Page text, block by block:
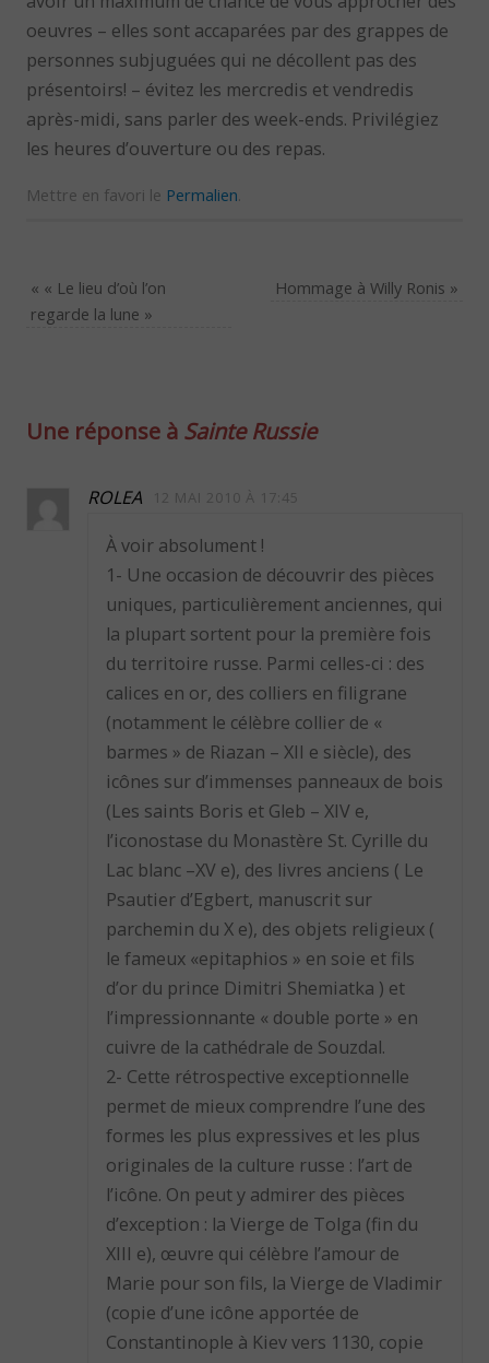
oeuvres – elles sont accaparées par des grappes de
personnes subjuguées qui ne décollent pas des
présentoirs! – évitez les mercredis et vendredis
après-midi, sans parler des week-ends. Privilégiez
les heures d’ouverture ou des repas.
Mettre en favori le Permalien.
« « Le lieu d’où l’on
regarde la lune »
Hommage à Willy Ronis »
Une réponse à Sainte Russie
ROLEA 12 MAI 2010 À 17:45
À voir absolument !
1- Une occasion de découvrir des pièces
uniques, particulièrement anciennes, qui
la plupart sortent pour la première fois
du territoire russe. Parmi celles-ci : des
calices en or, des colliers en filigrane
(notamment le célèbre collier de «
barmes » de Riazan – XII e siècle), des
icônes sur d’immenses panneaux de bois
(Les saints Boris et Gleb – XIV e,
l’iconostase du Monastère St. Cyrille du
Lac blanc –XV e), des livres anciens ( Le
Psautier d’Egbert, manuscrit sur
parchemin du X e), des objets religieux (
le fameux «epitaphios » en soie et fils
d’or du prince Dimitri Shemiatka ) et
l’impressionnante « double porte » en
cuivre de la cathédrale de Souzdal.
2- Cette rétrospective exceptionnelle
permet de mieux comprendre l’une des
formes les plus expressives et les plus
originales de la culture russe : l’art de
l’icône. On peut y admirer des pièces
d’exception : la Vierge de Tolga (fin du
XIII e), œuvre qui célèbre l’amour de
Marie pour son fils, la Vierge de Vladimir
(copie d’une icône apportée de
Constantinople à Kiev vers 1130, copie